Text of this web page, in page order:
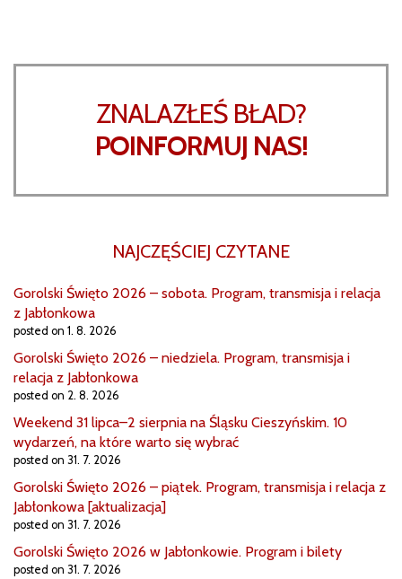
ZNALAZŁEŚ BŁAD?
POINFORMUJ NAS!
NAJCZĘŚCIEJ CZYTANE
Gorolski Święto 2026 – sobota. Program, transmisja i relacja
z Jabłonkowa
posted on 1. 8. 2026
Gorolski Święto 2026 – niedziela. Program, transmisja i
relacja z Jabłonkowa
posted on 2. 8. 2026
Weekend 31 lipca–2 sierpnia na Śląsku Cieszyńskim. 10
wydarzeń, na które warto się wybrać
posted on 31. 7. 2026
Gorolski Święto 2026 – piątek. Program, transmisja i relacja z
Jabłonkowa [aktualizacja]
posted on 31. 7. 2026
Gorolski Święto 2026 w Jabłonkowie. Program i bilety
posted on 31. 7. 2026